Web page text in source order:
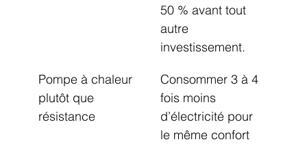
50 % avant tout
autre
investissement.
Pompe à chaleur
plutôt que
résistance
Consommer 3 à 4
fois moins
d’électricité pour
le même confort